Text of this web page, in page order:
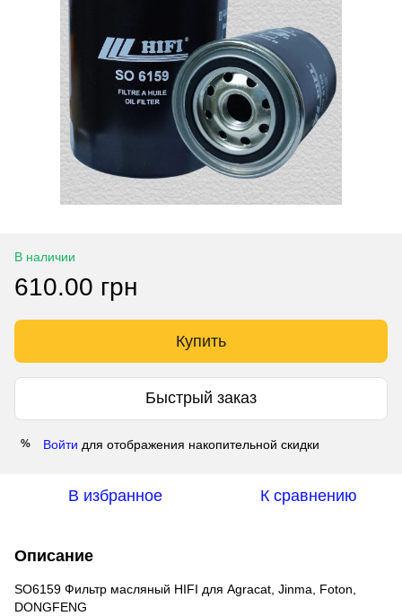
В наличии
610.00 грн
Купить
Быстрый заказ
% Войти для отображения накопительной скидки
В избранное К сравнению
Описание
SO6159 Фильтр масляный HIFI для Agracat, Jinma, Foton,
DONGFENG